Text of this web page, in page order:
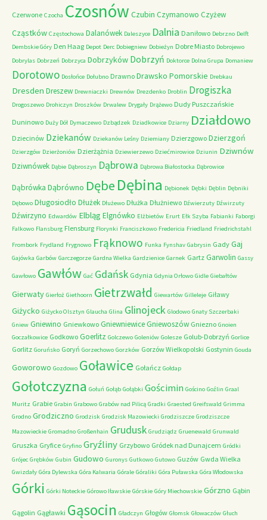
Czerwone Czocha Czosnów Czubin Czymanowo Czyżew
Cząstków Częstochowa Dalanówek Daleszyce Dalnia Daniłowo Debrzno Delft
Dembskie Góry Den Haag Depot Derc Dobiegniew Dobieżyn Dobre Miasto Dobrojewo
Dobrylas Dobrzeń Dobrzyca Dobrzyków Dobrzyń Doktorce Dolna Grupa Domaniew
Dorotowo Dosłońce Dołubno Drawno Drawsko Pomorskie Drebkau
Dresden Dreszew Drewniaczki Drewnów Drezdenko Droblin Drogiszka
Drogoszewo Drohiczyn Droszków Drwalew Drygały Drążewo Dudy Puszczańskie
Duninowo Duży Dół Dymaczewo Dzbądzek Dziadkowice Dziarny Działdowo
Dziecinów Dziekanów Dziekanów Leśny Dziemiany Dzierzgowo Dzierzgoń
Dzierzgów Dzierżoniów Dzierżążnia Dziewierzewo Dziećmirowice Dziunin Dziwnów
Dziwnówek Dąbie Dąbroszyn Dąbrowa Dąbrowa Białostocka Dąbrowice
Dąbrówka Dąbrówno Dębe Dębina Dębionek Dębki Dęblin Dębniki
Dębowo Długosiodło Dłużek Dłużewo Dłużka Dłużniewo Dźwierzuty Dźwirzuty
Dźwirzyno Edwardów Elbląg Elgnówko Elżbietów Erurt Ełk Szyba Fabianki Faborgi
Falkowo Flansburg Flensburg Florynki Franciszkowo Fredericia Friedland Friedrichstahl
Frombork Frydland Frygnowo Frąknowo Funka Fynshav Gabrysin Gady Gaj
Gajówka Garbów Garczegorze Gardna Wielka Gardzienice Garnek Gartz Garwolin Gassy
Gawłowo Gawłów Gać Gdańsk Gdynia Gdynia Orłowo Gidle Giebałtów
Gierwaty Gierłoż Giethoorn Gietrzwałd Giewartów Gilleleje Giławy
Giżycko Giżycko Olsztyn Glaucha Glina Glinojeck Glodowo Gnaty Szczerbaki
Gniew Gniewino Gniewkowo GniewniewiceGniewoszów Gniezno Gnoien
Goczałkowice Godkowo Goerlitz Golczewo Goleniów Golesze Golub-Dobrzyń Gorlice
Gorlitz Goruńsko Goryń Gorzechowo Gorzków Gorzów Wielkopolski Gostynin Gouda
Goworowo Gozdowo Goławice Gołańcz Gołdap
Gołotczyzna Gołuń Gołąb Gołąbki Gościmin Gościno Goźlin Graal
Muritz Grabie Grabin Grabowo Grabów nad Pilicą Gradki Graested Greifswald Grimma
Grodno Grodziczno Grodzisk Grodzisk Mazowiecki Grodziszcze Grodziszcze
Mazowieckie Gromadno Großenhain Grudusk Grudziądz Gruenewald Grunwald
Gruszka Gryfice Gryfino Gryźliny Grzybowo Gródek nad Dunajcem Gródki
Grójec Grębków Gubin Gudowo Guronys Gutkowo Gutowo Guzów Gwda Wielka
Gwizdały Góra Dylewska Góra Kalwaria Górale Góraliki Góra Puławska Góra Włodowska
Górki Górki Noteckie Górowo Iławskie Górskie Góry Miechowskie Górzno Gąbin
Gągolin Gągławki Gąsocin Gładczyn Głogów Głomsk Głowaczów Głuch